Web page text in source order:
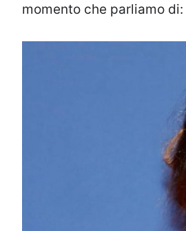
momento che parliamo di: